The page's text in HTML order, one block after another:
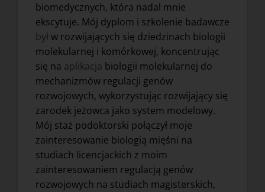
biomedycznych, która nadal mnie
ekscytuje. Mój dyplom i szkolenie badawcze
byłw rozwijających się dziedzinach biologii
molekularnej i komórkowej, koncentrując
się na aplikacja biologii molekularnej do
mechanizmów regulacji genów
rozwojowych, wykorzystując rozwijający się
zarodek jeżowca jako system modelowy.
Mój staż podoktorski połączył moje
zainteresowanie biologią mięśni na
studiach licencjackich z moim
zainteresowaniem regulacją genów
rozwojowych na studiach magisterskich,